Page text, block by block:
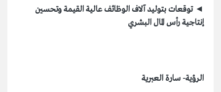
◄ توقعات بتوليد آلاف الوظائف عالية القيمة وتحسين
إنتاجية رأس المال البشري
الرؤية- سارة العبرية